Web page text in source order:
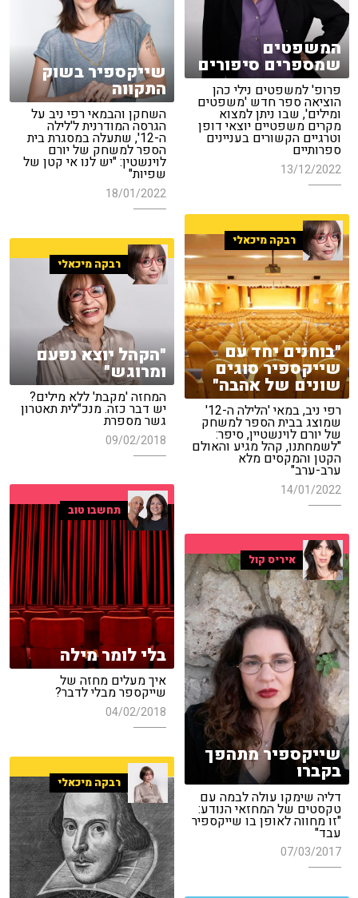
המשפטים
שמספרים סיפורים
פרופ' למשפטים נילי כהן
הוציאה ספר חדש 'משפטים
ומילים', שבו ניתן למצוא
מקרים משפטיים יוצאי דופן
וטרגיים הקשורים בעניינים
ספרותיים
13/12/2022
שייקספיר בשוק
התקווה
השחקן והבמאי רפי ניב על
הגרסה המודרנית ל'לילה
ה-12', שתעלה במסגרת בית
הספר למשחק של יורם
לוינשטין: "יש לנו אי קטן של
שפיות"
18/01/2022
רבקה מיכאלי
"בוחנים יחד עם
שייקספיר סוגים
שונים של אהבה"
רפי ניב, במאי 'הלילה ה-12'
שמוצג בבית הספר למשחק
של יורם לוינשטיין, סיפר:
"לשמחתנו, קהל מגיע והאולם
הקטן והמקסים מלא
ערב-ערב"
14/01/2022
רבקה מיכאלי
"הקהל יוצא נפעם
ומרוגש"
המחזה 'מקבת' ללא מילים?
יש דבר כזה. מנכ"לית תאטרון
גשר מספרת
09/02/2018
תחשבו טוב
בלי לומר מילה
איך מעלים מחזה של
שייקספר מבלי לדבר?
04/02/2018
איריס קול
שייקספיר מתהפך
בקברו
דליה שימקו עולה לבמה עם
טקסטים של המחזאי הנודע:
"זו מחווה לאופן בו שייקספיר
עבד"
07/03/2017
רבקה מיכאלי